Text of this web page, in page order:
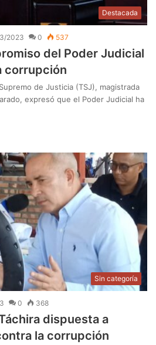
Destacada
2023 0 537
del Poder Judicial
corrupción
de Justicia (TSJ), magistrada
expresó que el Poder Judicial ha
Sin categoría
0 368
dispuesta a
la corrupción